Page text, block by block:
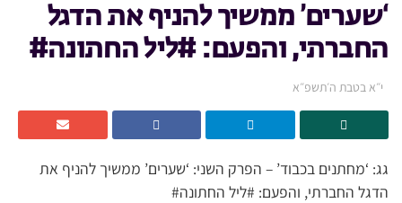
‘שערים’ ממשיך להניף את הדגל
החברתי, והפעם: #ליל החתונה#
י״א בטבת ה׳תשפ״א
גג: ‘מחתנים בכבוד’ – הפרק השני: ‘שערים’ ממשיך להניף את
הדגל החברתי, והפעם: #ליל החתונה#